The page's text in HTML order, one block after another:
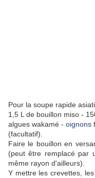
Pour la soupe rapide
1,5 L de bouillon miso -
algues wakamé - oignons
(facultatif).
Faire le bouillon en
(peut être remplacé par
même rayon d'ailleurs).
Y mettre les crevettes,